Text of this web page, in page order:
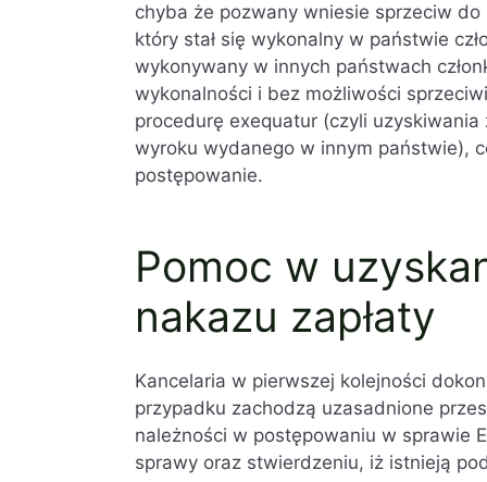
chyba że pozwany wniesie sprzeciw
który stał się wykonalny w państwie
wykonywany w innych państwach
wykonalności i bez możliwości
procedurę exequatur (czyli
wyroku wydanego w innym państwie),
postępowanie.
Pomoc w
nakazu zapłaty
Kancelaria w pierwszej kolejności
przypadku zachodzą uzasadnione
należności w postępowaniu w sprawie
sprawy oraz stwierdzeniu, iż istnieją